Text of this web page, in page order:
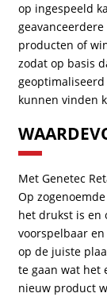
op ingespeeld
producten of
zodat op basis
kunnen vinden
Met Genetec
Op
het drukst is en
voorspelbaar
op de juiste
te gaan wat het
nieuw product